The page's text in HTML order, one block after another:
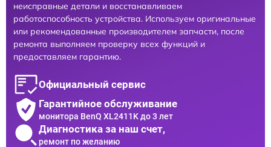
неисправные детали и восстанавливаем
работоспособность устройства. Используем оригинальные
или рекомендованные производителем запчасти, после
ремонта выполняем проверку всех функций и
предоставляем гарантию.
Официальный сервис
Гарантийное обслуживание
монитора BenQ XL2411K до 3 лет
Диагностика за наш счет,
ремонт по желанию